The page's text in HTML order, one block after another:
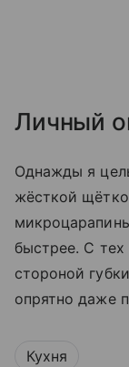
Личный
Однажды я
жёсткой
быстрее. С
стороной
опрятно даже
Кухня